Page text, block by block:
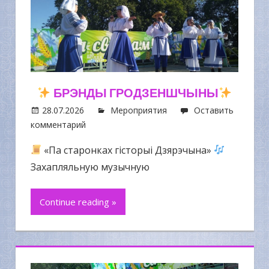
БРЭНДЫ ГРОДЗЕНШЧЫНЫ
28.07.2026 Мероприятия
Оставить
комментарий
«Па старонках гісторыі Дзярэчына»
Захапляльную музычную
Continue reading »